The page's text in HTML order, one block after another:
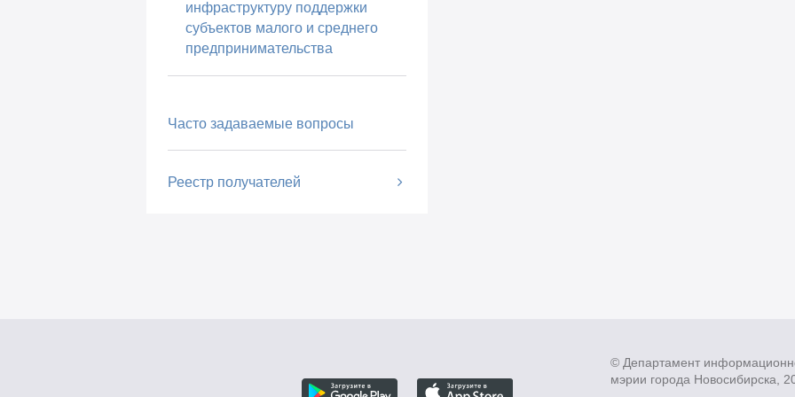
инфраструктуру поддержки
субъектов малого и среднего
предпринимательства
Часто задаваемые вопросы
Реестр получателей
© Департамент
мэрии города Новосибирска,